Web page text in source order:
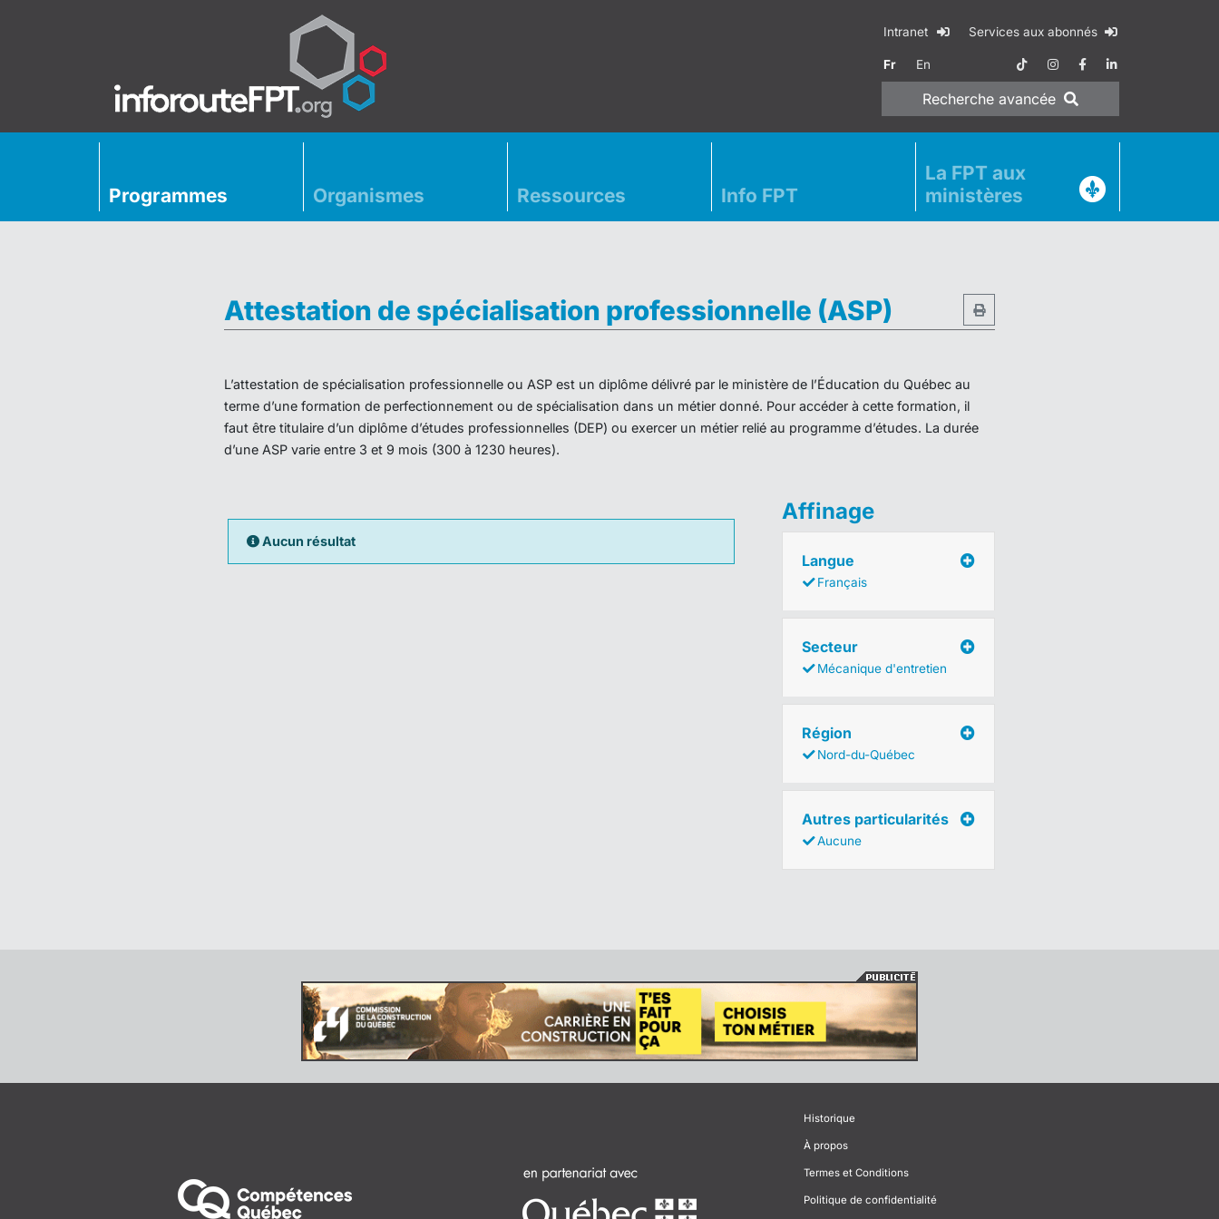
Intranet Services aux abonnés
Fr En
Recherche avancée
Programmes Organismes Ressources Info FPT
La FPT aux
ministères
Attestation de spécialisation professionnelle (ASP)
L’attestation de spécialisation professionnelle ou ASP est un diplôme délivré par le ministère de l’Éducation du Québec au
terme d’une formation de perfectionnement ou de spécialisation dans un métier donné. Pour accéder à cette formation, il
faut être titulaire d’un diplôme d’études professionnelles (DEP) ou exercer un métier relié au programme d’études. La durée
d’une ASP varie entre 3 et 9 mois (300 à 1230 heures).
Aucun résultat
Affinage
Langue
Français
Secteur
Mécanique d'entretien
Région
Nord-du-Québec
Autres particularités
Aucune
Historique
À propos
Termes et Conditions
Politique de confidentialité